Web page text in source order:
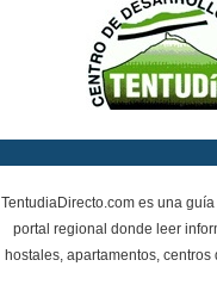
TentudiaDirecto.com es una guía
portal regional donde leer
hostales, apartamentos,